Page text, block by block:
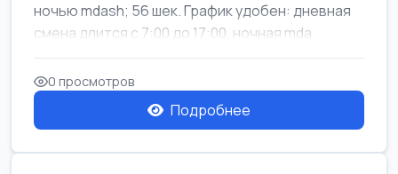
ночью mdash; 56 шек. График удобен: дневная
смена длится с 7:00 до 17:00, ночная mda...
0 просмотров
Подробнее